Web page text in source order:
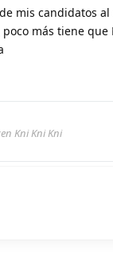
mis candidatos al
más tiene
Kni Kni Kni